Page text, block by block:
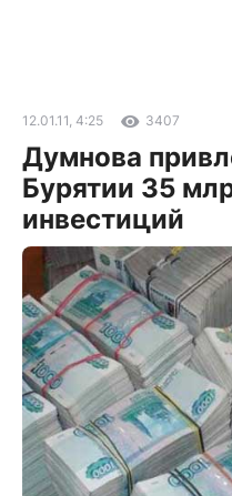
12.01.11, 4:25 3407
Думнова
Бурятии 35
инвестиций